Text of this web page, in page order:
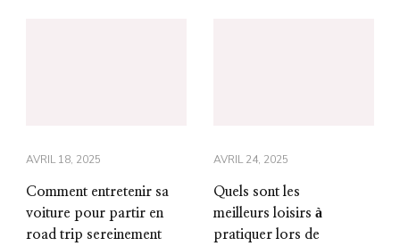
AVRIL 18, 2025
Comment entretenir sa
voiture pour partir en
road trip sereinement
AVRIL 24, 2025
Quels sont les
meilleurs loisirs à
pratiquer lors de